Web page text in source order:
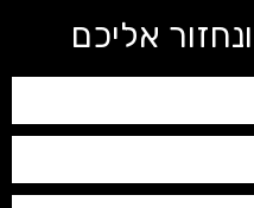
אליכם